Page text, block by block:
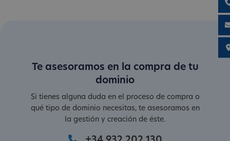
Te asesoramos en la compra de tu
dominio
Si tienes alguna duda en el proceso de compra o
qué tipo de dominio necesitas, te asesoramos en
la gestión y creación de éste.